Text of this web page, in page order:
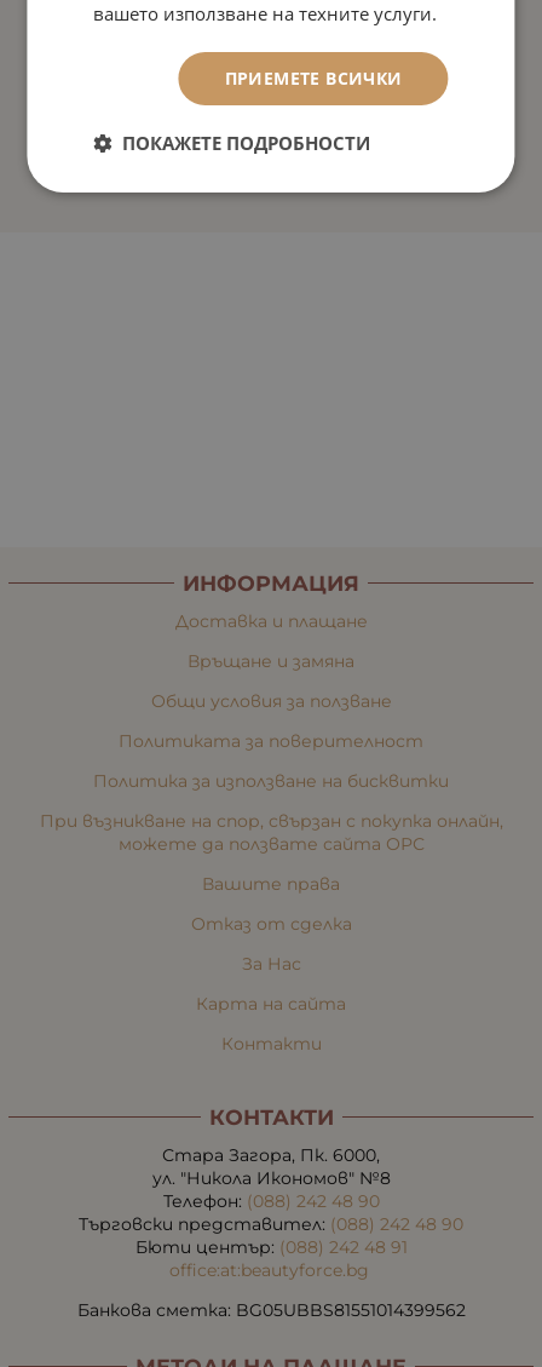
ИНФОРМАЦИЯ
Доставка и плащане
Връщане и замяна
Общи условия за ползване
Политиката за поверителност
Политика за използване на бисквитки
При възникване на спор, свързан с покупка онлайн,
можете да ползвате сайта ОРС
Вашите права
Отказ от сделка
За Нас
Карта на сайта
Контакти
КОНТАКТИ
Стара Загора, Пк. 6000,
ул. "Никола Икономов" №8
Телефон: (088) 242 48 90
Търговски представител: (088) 242 48 90
Бюти център: (088) 242 48 91
office:at:beautyforce.bg
Банкова сметка: BG05UBBS81551014399562
вашето използване на техните услуги.
ПРИЕМЕТЕ ВСИЧКИ
ПОКАЖЕТЕ ПОДРОБНОСТИ